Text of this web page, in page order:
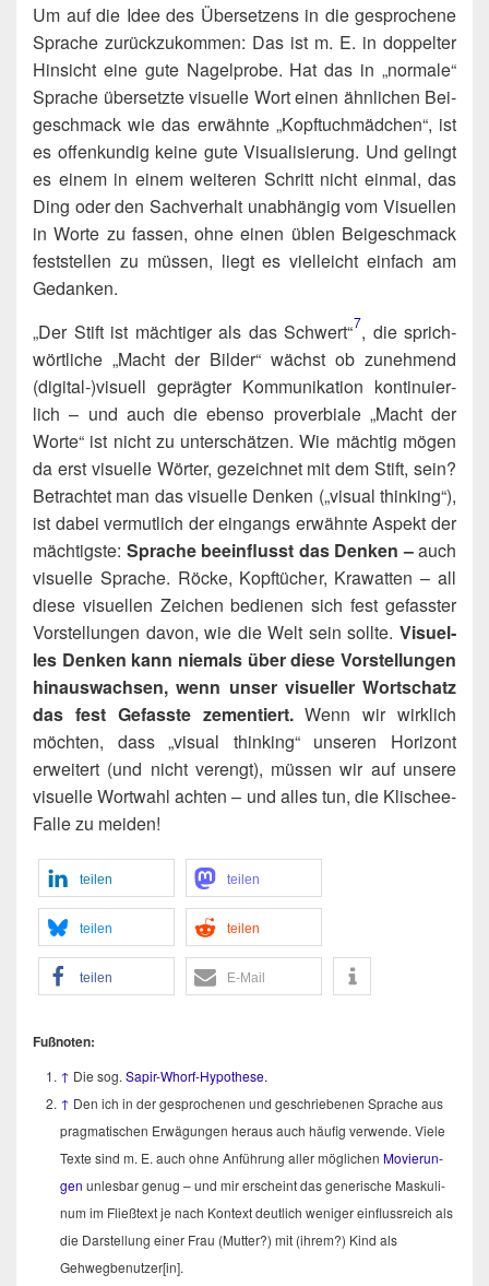
Um auf die Idee des Über­set­zens in die gespro­che­ne
Spra­che zurück­zu­kom­men: Das ist m. E. in dop­pel­ter
Hin­sicht eine gute Nagel­pro­be. Hat das in „nor­ma­le“
Spra­che über­setz­te visu­el­le Wort einen ähn­li­chen Bei­
geschmack wie das erwähn­te „Kopf­tuch­mäd­chen“, ist
es offen­kun­dig kei­ne gute Visua­li­sie­rung. Und gelingt
es einem in einem wei­te­ren Schritt nicht ein­mal, das
Ding oder den Sach­ver­halt unab­hän­gig vom Visu­el­len
in Wor­te zu fas­sen, ohne einen üblen Bei­geschmack
fest­stel­len zu müs­sen, liegt es viel­leicht ein­fach am
Gedanken.
„Der Stift ist mäch­ti­ger als das Schwert“​7, die sprich­
wört­li­che „Macht der Bil­der“ wächst ob zuneh­mend
(digital‑)​visuell gepräg­ter Kom­mu­ni­ka­ti­on kon­ti­nu­ier­
lich – und auch die eben­so pro­ver­bia­le „Macht der
Wor­te“ ist nicht zu unter­schät­zen. Wie mäch­tig mögen
da erst visu­el­le Wör­ter, gezeich­net mit dem Stift, sein?
Betrach­tet man das visu­el­le Den­ken („visu­al thin­king“),
ist dabei ver­mut­lich der ein­gangs erwähn­te Aspekt der
mäch­tigs­te: Spra­che beein­flusst das Den­ken –auch
visu­el­le Spra­che. Röcke, Kopf­tü­cher, Kra­wat­ten – all
die­se visu­el­len Zei­chen bedie­nen sich fest gefass­ter
Vor­stel­lun­gen davon, wie die Welt sein soll­te. Visu­el­
les Den­ken kann nie­mals über die­se Vor­stel­lun­gen
hin­aus­wach­sen, wenn unser visu­el­ler Wort­schatz
das fest Gefass­te zemen­tiert.Wenn wir wirk­lich
möch­ten, dass „visu­al thin­king“ unse­ren Hori­zont
erwei­tert (und nicht ver­engt), müs­sen wir auf unse­re
visu­el­le Wort­wahl ach­ten – und alles tun, die Kli­schee-
Fal­le zu meiden!
tei­len tei­len
tei­len tei­len
tei­len E‑Mail
Fuß­no­ten:
↑ Die sog. Sapir-Whorf-Hypo­the­se.
↑ Den ich in der gespro­che­nen und geschrie­be­nen Spra­che aus
prag­ma­ti­schen Erwä­gun­gen her­aus auch häu­fig ver­wen­de. Vie­le
Tex­te sind m. E. auch ohne Anfüh­rung aller mög­li­chen Movie­run­
gen unles­bar genug – und mir erscheint das gene­ri­sche Mas­ku­li­
num im Fließ­text je nach Kon­text deut­lich weni­ger ein­fluss­reich als
die Dar­stel­lung einer Frau (Mut­ter?) mit (ihrem?) Kind als
Gehwegbenutzer[in].